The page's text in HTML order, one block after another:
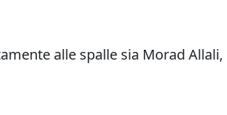
alle spalle sia Morad